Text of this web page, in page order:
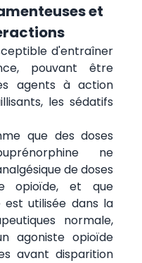
et
d'entraîner
pouvant être
agents à action
les sédatifs
que des doses
ne
de doses
opioïde, et que
est utilisée dans la
normale,
agoniste opioïde
avant disparition